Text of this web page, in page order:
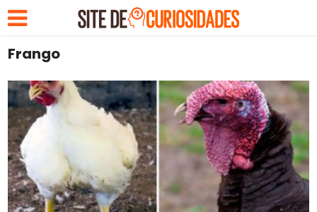
Frango